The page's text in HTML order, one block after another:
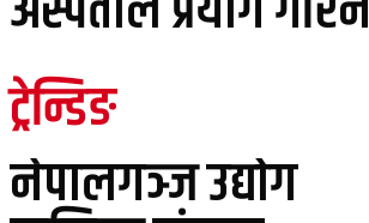
ट्रेन्डिङ
नेपालगञ्ज उद्योग